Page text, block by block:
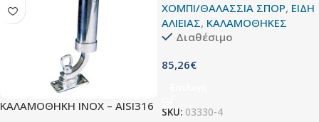
ΚΑΛΑΜΟΘΗΚΗ INOX – AISI316
ΧΟΜΠΙ/ΘΑΛΑΣΣΙΑ ΣΠΟΡ, ΕΙΔΗ
ΑΛΙΕΙΑΣ, ΚΑΛΑΜΟΘΗΚΕΣ
Διαθέσιμο
85,26€
SKU: 03330-4